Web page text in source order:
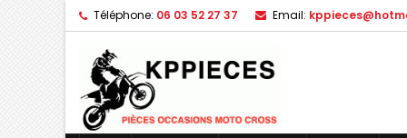
Téléphone: 06 03 52 27 37 Email: